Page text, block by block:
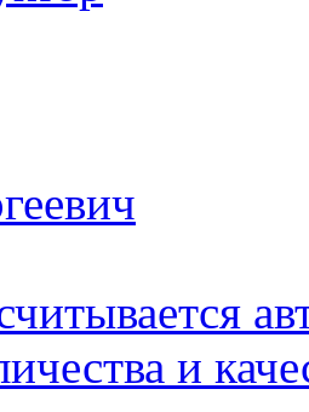
и